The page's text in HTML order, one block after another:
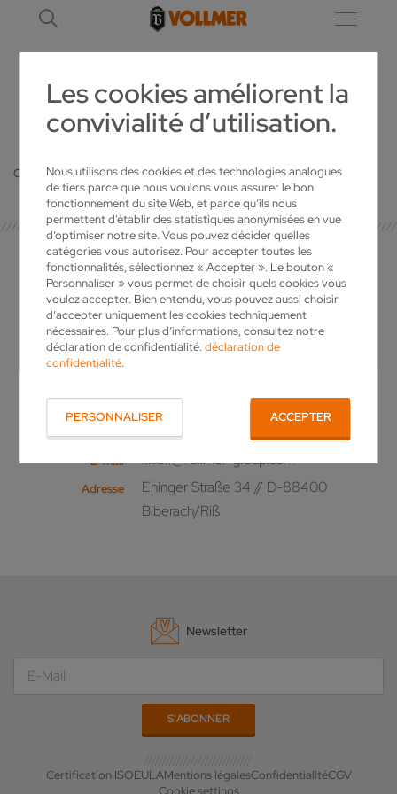
Les cookies améliorent la
convivialité d’utilisation.
Nous utilisons des cookies et des technologies analogues
de tiers parce que nous voulons vous assurer le bon
fonctionnement du site Web, et parce qu’ils nous
permettent d'établir des statistiques anonymisées en vue
d’optimiser notre site. Vous pouvez décider quelles
catégories vous autorisez. Pour accepter toutes les
fonctionnalités, sélectionnez « Accepter ». Le bouton «
Personnaliser » vous permet de choisir quels cookies vous
voulez accepter. Bien entendu, vous pouvez aussi choisir
d’accepter uniquement les cookies techniquement
nécessaires. Pour plus d’informations, consultez notre
déclaration de confidentialité.déclaration de
confidentialité.
PERSONNALISER ACCEPTER
DÉTAIL
Oops, an error occurred! Code: 20260807063551679d3d79
CONTACT PRESSE
Téléphone +49 (0)7351/571-277
E-mail i.wolf@vollmer-group.com
Adresse
Ehinger Straße 34 // D-88400
Biberach/Riß
Newsletter
Certification ISOEULAMentions légalesConfidentialitéCGV
Cookie settings